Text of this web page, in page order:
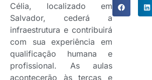
Célia, localizado em
Salvador, cederá a
infraestrutura e contribuirá
com sua experiência em
qualificação humana e
profissional. As aulas
acontecerão às terças e